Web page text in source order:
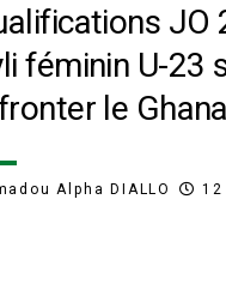
JO
féminin U-23
le Ghana
Alpha DIALLO